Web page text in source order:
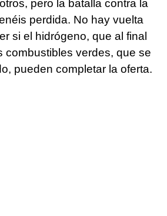
pero la batalla contra la
perdida. No hay vuelta
si el hidrógeno, que al final
combustibles verdes, que se
pueden completar la oferta.